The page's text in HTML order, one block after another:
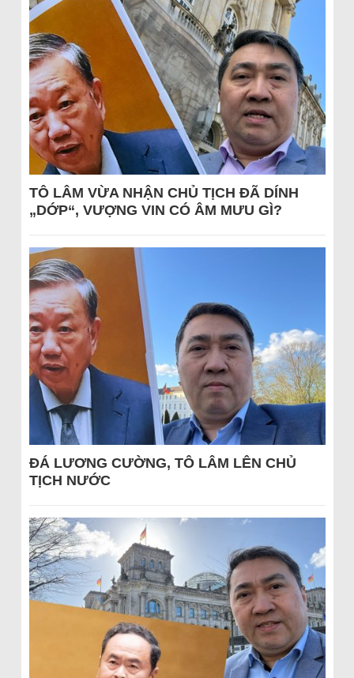
TÔ LÂM VỪA NHẬN CHỦ TỊCH ĐÃ DÍNH
„DỚP“, VƯỢNG VIN CÓ ÂM MƯU GÌ?
ĐÁ LƯƠNG CƯỜNG, TÔ LÂM LÊN CHỦ
TỊCH NƯỚC